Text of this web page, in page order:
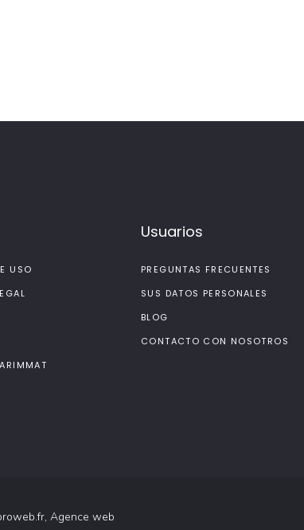
USO
Usuarios
PREGUNTAS FRECUENTES
SUS DATOS PERSONALES
BLOG
CONTACTO CON NOSOTROS
, Agence web